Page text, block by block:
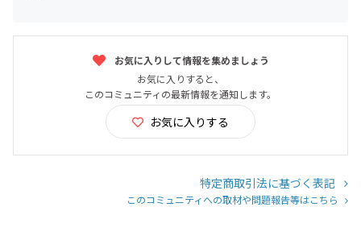
お気に入りして情報を集めましょう
お気に入りすると、
このコミュニティの最新情報を通知します。
お気に入りする
特定商取引法に基づく表記
このコミュニティへの取材や問題報告等はこちら